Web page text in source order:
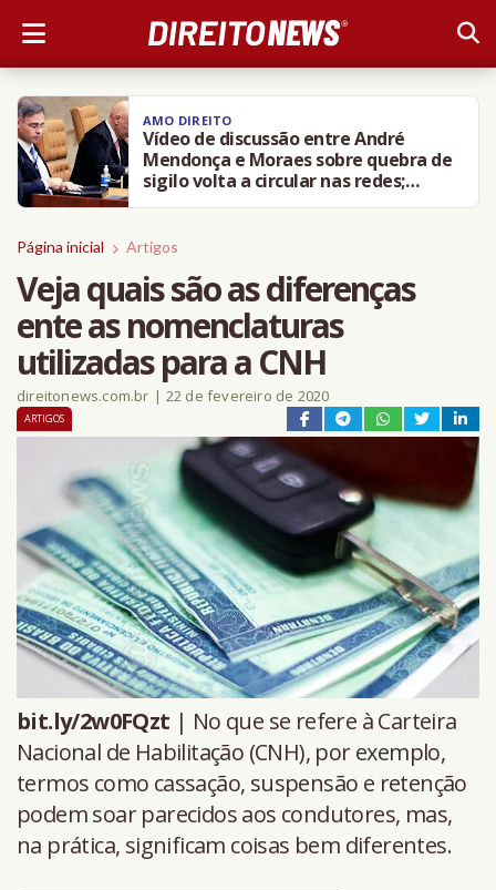
AMO DIREITO
Vídeo de discussão entre André
Mendonça e Moraes sobre quebra de
sigilo volta a circular nas redes;
entenda
Página inicial Artigos
Veja quais são as diferenças
ente as nomenclaturas
utilizadas para a CNH
direitonews.com.br | 22 de fevereiro de 2020
ARTIGOS
bit.ly/2w0FQzt | No que se refere à Carteira
Nacional de Habilitação (CNH), por exemplo,
termos como cassação, suspensão e retenção
podem soar parecidos aos condutores, mas,
na prática, significam coisas bem diferentes.